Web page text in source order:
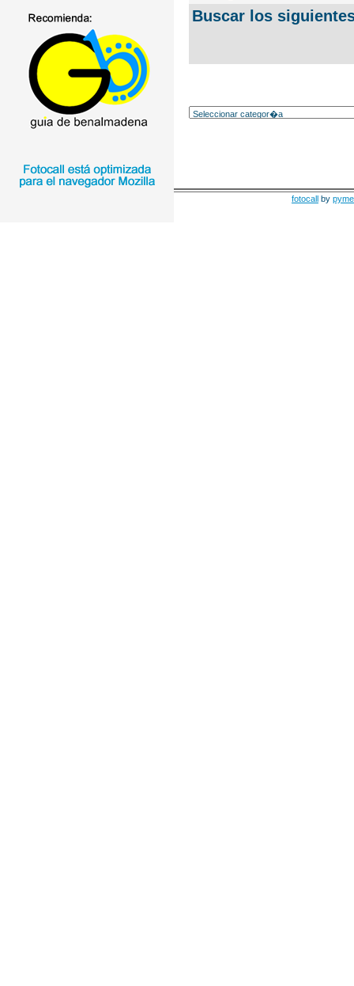
Buscar los
fotocall by